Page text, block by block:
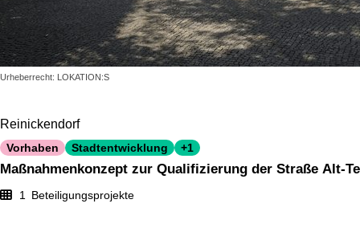
Urheberrecht: LOKATION:S
Reinickendorf
Vorhaben Stadtentwicklung +1
Maßnahmenkonzept zur Qualifizierung der Straße Alt-
1 Beteiligungsprojekte